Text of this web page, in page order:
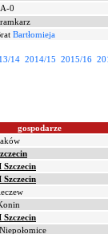
0
Bartłomieja
14 2014/15 2015/16
gospodarze
Szczecin
Szczecin
Szczecin